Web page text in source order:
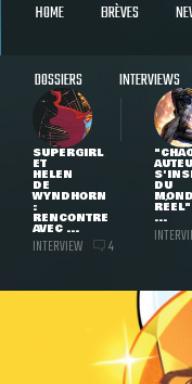
HOME BRÈVES
DOSSIERS INTERVIEWS
SUPERGIRL
ET
HELEN
DE
WYNDHORN
:
RENCONTRE
AVEC ...
INTERVIEW 4
DU
...